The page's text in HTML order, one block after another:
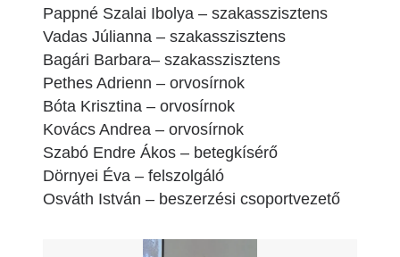
Pappné Szalai Ibolya – szakasszisztens
Vadas Júlianna – szakasszisztens
Bagári Barbara– szakasszisztens
Pethes Adrienn – orvosírnok
Bóta Krisztina – orvosírnok
Kovács Andrea – orvosírnok
Szabó Endre Ákos – betegkísérő
Dörnyei Éva – felszolgáló
Osváth István – beszerzési csoportvezető